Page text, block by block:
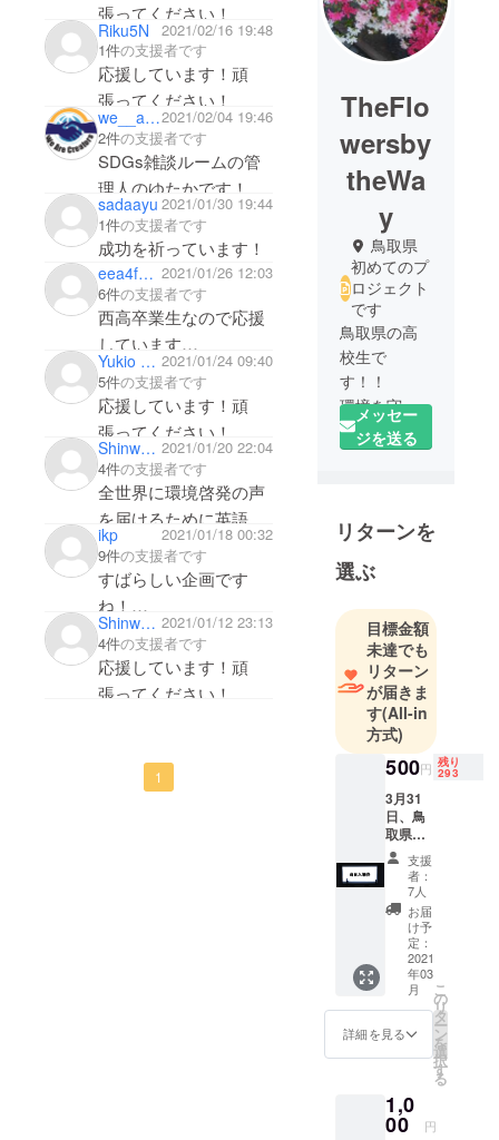
張ってください！
Riku5N
2021/02/16 19:48
1件の支援者です
応援しています！頑
張ってください！
we__are__creators2021/02/04 19:46
2件の支援者です
SDGs雑談ルームの管
理人のゆたかです！応
援しています！頑張っ
てください！
sadaayu 2021/01/30 19:44
1件の支援者です
成功を祈っています！
eea4f24d0e54 2021/01/26 12:03
6件の支援者です
西高卒業生なので応援
しています
プロジェクト頑張って
ください
Yukio Nakano 2021/01/24 09:40
5件の支援者です
応援しています！頑
張ってください！
Shinwa0729 2021/01/20 22:04
4件の支援者です
全世界に環境啓発の声
を届けるために英語で
公演することがとても
素晴らしいと思いまし
た！応援しています。
頑張ってください。
ikp
2021/01/18 00:32
9件の支援者です
すばらしい企画です
ね！
がんばってくださ
い！！
Shinwa0729 2021/01/12 23:13
4件の支援者です
応援しています！頑
1
TheFlo
wersby
theWa
y
鳥取県
初めてのプ
ロジェクト
です
鳥取県の高
校生で
す！！
環境を守る
ための活動
をしていま
願いいたし
メッセー
ジを送る
リターンを
選ぶ
目標金額
未達でも
リターン
が届きま
す(All-in
方式)
500円 残り
293
3月31
日、鳥
取県の
とりぎ
ん文化
会館小
ホール
にて開
催する
ミュー
ジカル
の入場
券。
支援
者：
7人
お届
け予
定：
2021
年03
月
詳細を見る
こ
の
リ
タ
ー
ン
を
選
択
す
る
1,0
00 円